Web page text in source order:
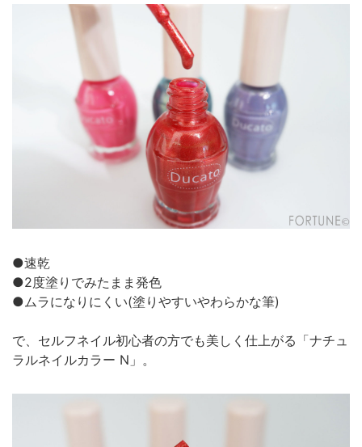
●速乾
●2度塗りでみたまま発色
●ムラになりにくい(塗りやすいやわらかな筆)
で、セルフネイル初心者の方でも美しく仕上がる「ナチュ
ラルネイルカラー N」。